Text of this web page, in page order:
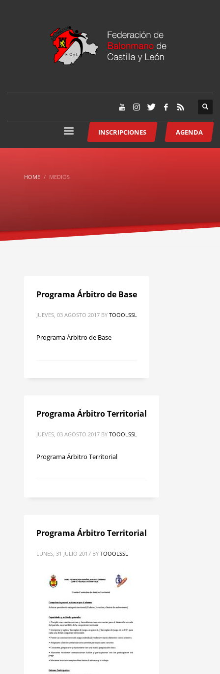
INSCRIPCIONES AGENDA
HOME MEDIOS
Programa Árbitro de Base
JUEVES, 03 AGOSTO 2017 BY TOOOLSSL
Programa Árbitro de Base
Programa Árbitro Territorial
JUEVES, 03 AGOSTO 2017 BY TOOOLSSL
Programa Árbitro Territorial
Programa Árbitro Territorial
LUNES, 31 JULIO 2017 BY TOOOLSSL